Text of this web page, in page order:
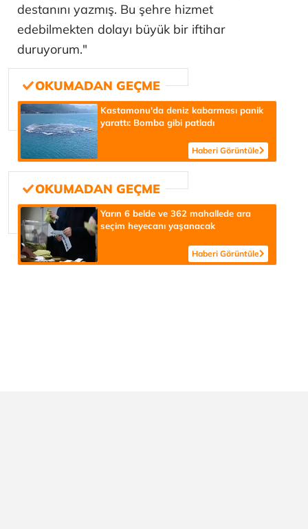
destanını yazmış. Bu şehre hizmet
edebilmekten dolayı büyük bir iftihar
duruyorum."
Kastamonu'da deniz kabarması panik
yarattı: Bomba gibi patladı
Haberi Görüntüle
Yarın 6 belde ve 362 mahallede ara
seçim heyecanı yaşanacak
Haberi Görüntüle